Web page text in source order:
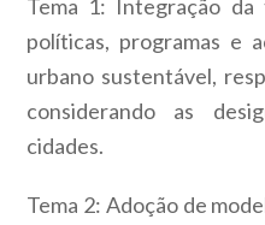
Tema 1: Integração da
políticas, programas e
urbano sustentável,
considerando as
cidades.
Tema 2: Adoção de